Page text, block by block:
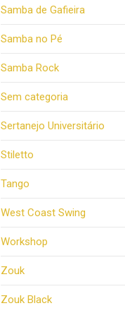
Samba de Gafieira
Samba no Pé
Samba Rock
Sem categoria
Sertanejo Universitário
Stiletto
Tango
West Coast Swing
Workshop
Zouk
Zouk Black